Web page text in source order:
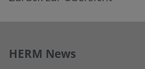
HERM News